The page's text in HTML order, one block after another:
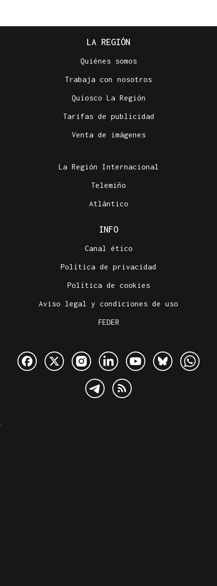
LA REGIÓN
Quiénes somos
Trabaja con nosotros
Quiosco La Región
Tarifas de publicidad
Venta de imágenes
La Región Internacional
Telemiño
Atlántico
INFO
Canal ético
Política de privacidad
Política de cookies
Aviso legal y condiciones de uso
FEDER